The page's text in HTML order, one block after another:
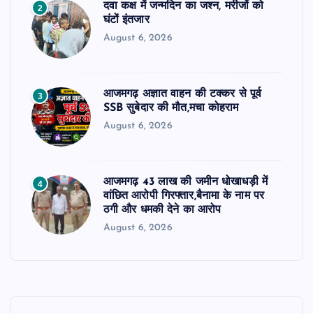
2
दवा कक्ष में जन्मदिन का जश्न, मरीजों को
घंटों इंतजार
August 6, 2026
3
आजमगढ़ अज्ञात वाहन की टक्कर से पूर्व
SSB सुबेदार की मौत,मचा कोहराम
August 6, 2026
4
आजमगढ़ 43 लाख की जमीन धोखाधड़ी में
वांछित आरोपी गिरफ्तार,बैनामा के नाम पर
ठगी और धमकी देने का आरोप
August 6, 2026